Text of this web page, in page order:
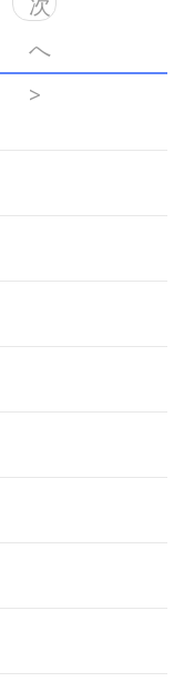
へ
>